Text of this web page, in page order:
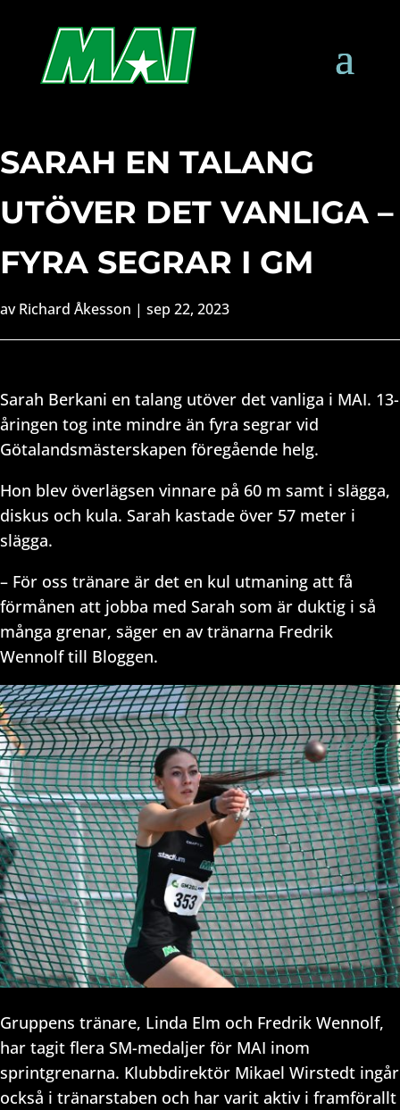
SARAH EN TALANG
UTÖVER DET VANLIGA –
FYRA SEGRAR I GM
avRichard Åkesson | sep 22, 2023
Sarah Berkani en talang utöver det vanliga i MAI. 13-
åringen tog inte mindre än fyra segrar vid
Götalandsmästerskapen föregående helg.
Hon blev överlägsen vinnare på 60 m samt i slägga,
diskus och kula. Sarah kastade över 57 meter i
slägga.
– För oss tränare är det en kul utmaning att få
förmånen att jobba med Sarah som är duktig i så
många grenar, säger en av tränarna Fredrik
Wennolf till Bloggen.
Gruppens tränare, Linda Elm och Fredrik Wennolf,
har tagit flera SM-medaljer för MAI inom
sprintgrenarna. Klubbdirektör Mikael Wirstedt ingår
också i tränarstaben och har varit aktiv i framförallt